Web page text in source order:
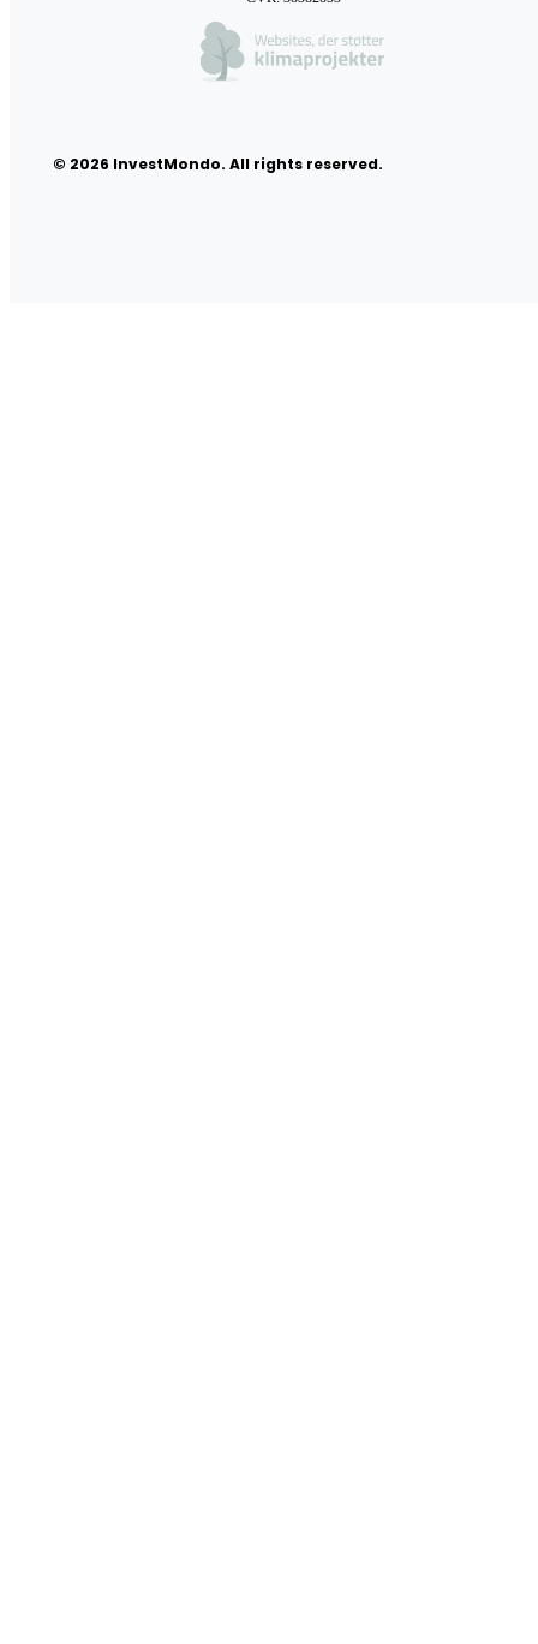
© 2026 InvestMondo. All rights reserved.